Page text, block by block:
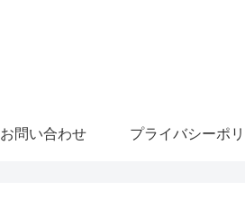
お問い合わせ プライバシーポ